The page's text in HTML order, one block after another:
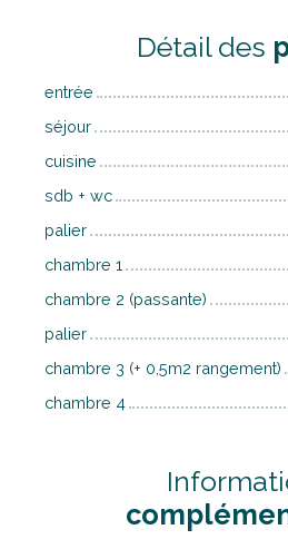
Détail des
entrée
séjour
cuisine
sdb + wc
palier
chambre 1
chambre 2 (passante)
palier
chambre 3 (+ 0,5m2 rangement)
chambre 4